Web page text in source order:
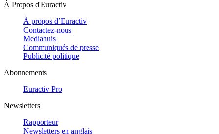
À Propos d'Euractiv
À propos d’Euractiv
Contactez-nous
Mediahuis
Communiqués de presse
Publicité politique
Abonnements
Euractiv Pro
Newsletters
Rapporteur
Newsletters en anglais